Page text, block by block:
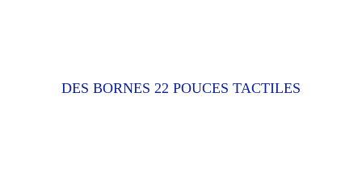
DES BORNES 22 POUCES TACTILES